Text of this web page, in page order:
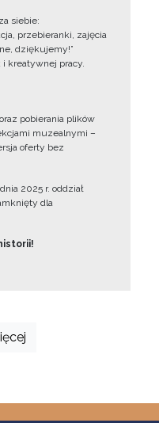
siebie:
przebieranki, zajęcia
dziękujemy!”
i kreatywnej pracy.
pobierania plików
muzealnymi –
oferty bez
2025 r. oddział
dla